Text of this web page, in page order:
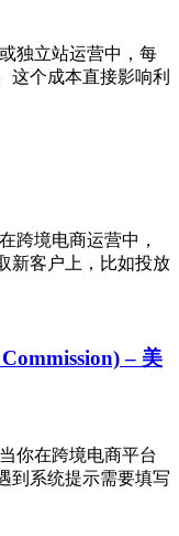
独立站运营中，每
这个成本直接影响利
跨境电商运营中，
新客户上，比如投放
– 美
你在跨境电商平台
到系统提示需要填写